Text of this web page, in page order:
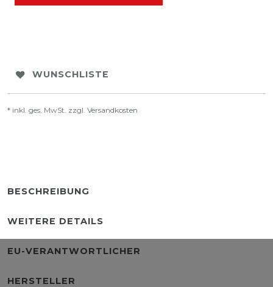
WUNSCHLISTE
* inkl. ges. MwSt. zzgl. Versandkosten
BESCHREIBUNG
WEITERE DETAILS
EU-VERANTWORTLICHER
HERSTELLER